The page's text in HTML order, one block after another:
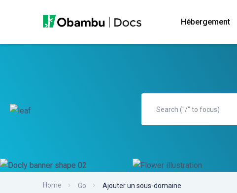
Hébergement
Home Go Ajouter un sous-domaine